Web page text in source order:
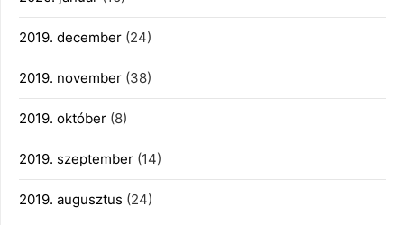
2019. december (24)
2019. november (38)
2019. október (8)
2019. szeptember (14)
2019. augusztus (24)